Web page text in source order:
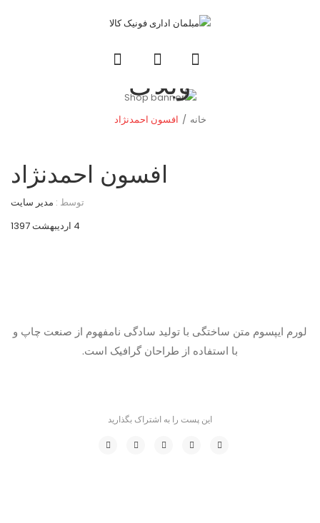
وبلاگ
خانه / افسون احمدنژاد
افسون احمدنژاد
توسط : مدیر سایت
4 اردیبهشت 1397
لورم ایپسوم متن ساختگی با تولید سادگی نامفهوم از صنعت چاپ و
با استفاده از طراحان گرافیک است.
این پست را به اشتراک بگذارید